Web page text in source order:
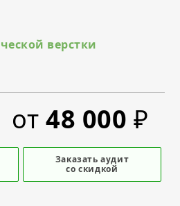
верстки
от48 000 ₽
Заказать аудит
со скидкой